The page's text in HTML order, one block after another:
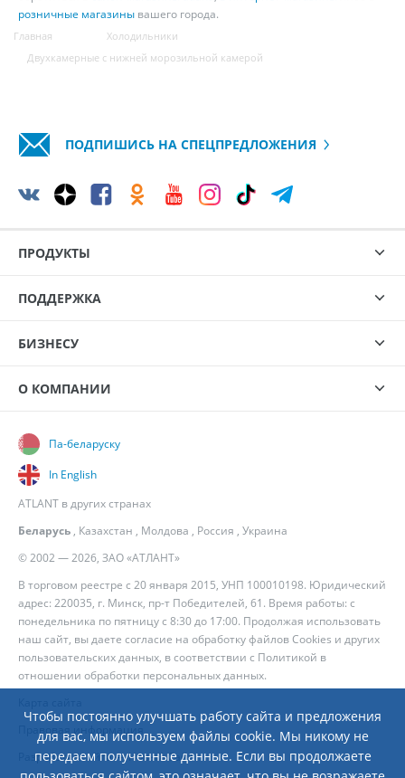
Чтобы постоянно улучшать работу сайта и предложения
для вас, мы используем файлы cookie. Мы никому не
передаем полученные данные. Если вы продолжаете
розничные магазины вашего города.
Главная
Холодильники
Двухкамерные с нижней морозильной камерой
ПОДПИШИСЬ НА СПЕЦПРЕДЛОЖЕНИЯ
ПРОДУКТЫ
ПОДДЕРЖКА
БИЗНЕСУ
О КОМПАНИИ
© 2002 — 2026, ЗАО «АТЛАНТ»
В торговом реестре с 20 января 2015, УНП 100010198. Юридический
адрес: 220035, г. Минск, пр-т Победителей, 61. Время работы: с
понедельника по пятницу с 8:30 до 17:00. Продолжая использовать
наш сайт, вы даете согласие на обработку файлов Cookies и других
пользовательских данных, в соответствии с Политикой в
отношении обработки персональных данных.
Разработка сайта— Новый Сайт
Па-беларуску
In English
ATLANT в других странах
Беларусь , Казахстан , Молдова , Россия , Украина